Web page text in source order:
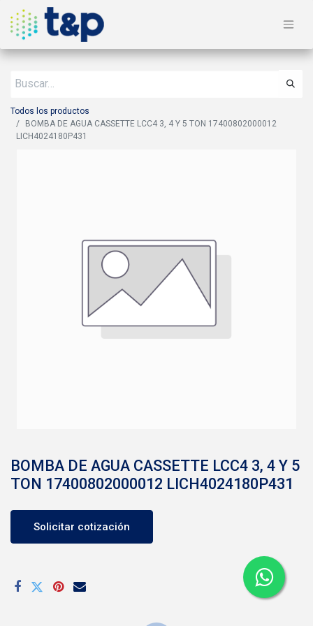
Todos los productos
BOMBA DE AGUA CASSETTE LCC4 3, 4 Y 5 TON 17400802000012
LICH4024180P431
BOMBA DE AGUA CASSETTE LCC4 3, 4 Y 5
TON 17400802000012 LICH4024180P431
Solicitar cotización